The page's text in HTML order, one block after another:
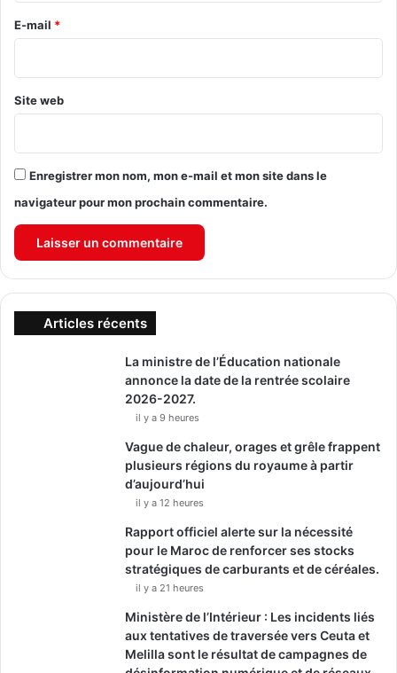
e
E-mail *
Site web
Enregistrer mon nom, mon e-mail et mon site dans le
navigateur pour mon prochain commentaire.
Articles récents
La ministre de l’Éducation nationale
annonce la date de la rentrée scolaire
2026-2027.
il y a 9 heures
Vague de chaleur, orages et grêle frappent
plusieurs régions du royaume à partir
d’aujourd’hui
il y a 12 heures
Rapport officiel alerte sur la nécessité
pour le Maroc de renforcer ses stocks
stratégiques de carburants et de céréales.
il y a 21 heures
Ministère de l’Intérieur : Les incidents liés
aux tentatives de traversée vers Ceuta et
Melilla sont le résultat de campagnes de